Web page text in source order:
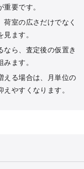
要です。
室の広さだけでなく
ます。
なら、査定後の仮置き
ます。
える場合は、月単位の
やすくなります。